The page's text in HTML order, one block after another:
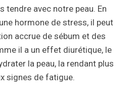
tendre avec notre peau. En
hormone de stress, il peut
accrue de sébum et des
il a un effet diurétique, le
la peau, la rendant plus
signes de fatigue.